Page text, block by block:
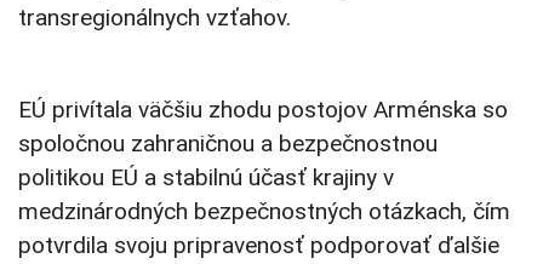
transregionálnych vzťahov.
EÚ privítala väčšiu zhodu postojov Arménska so
spoločnou zahraničnou a bezpečnostnou
politikou EÚ a stabilnú účasť krajiny v
medzinárodných bezpečnostných otázkach, čím
potvrdila svoju pripravenosť podporovať ďalšie